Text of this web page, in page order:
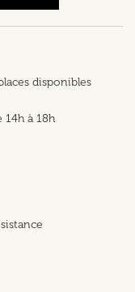
disponibles
14h à 18h